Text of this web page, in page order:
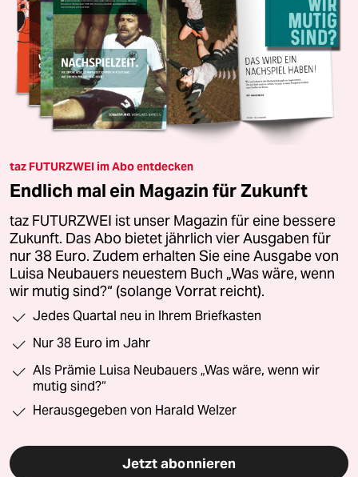
taz FUTURZWEI im Abo entdecken
Endlich mal ein Magazin für Zukunft
taz FUTURZWEI ist unser Magazin für eine bessere
Zukunft. Das Abo bietet jährlich vier Ausgaben für
nur 38 Euro. Zudem erhalten Sie eine Ausgabe von
Luisa Neubauers neuestem Buch „Was wäre, wenn
wir mutig sind?“ (solange Vorrat reicht).
Jedes Quartal neu in Ihrem Briefkasten
Nur 38 Euro im Jahr
Als Prämie Luisa Neubauers „Was wäre, wenn wir
mutig sind?“
Herausgegeben von Harald Welzer
Jetzt abonnieren